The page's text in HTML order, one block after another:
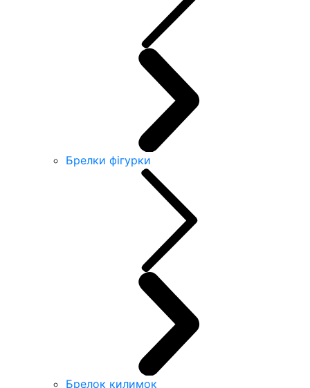
Брелки фігурки
Брелок килимок